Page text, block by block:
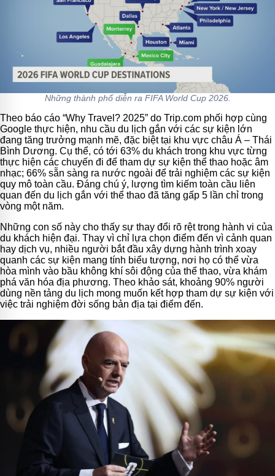
Những thành phố diễn ra FIFA World Cup 2026.
Theo báo cáo “Why Travel? 2025” do Trip.com phối hợp cùng
Google thực hiện, nhu cầu du lịch gắn với các sự kiện lớn
đang tăng trưởng mạnh mẽ, đặc biệt tại khu vực châu Á – Thái
Bình Dương. Cụ thể, có tới 63% du khách trong khu vực từng
thực hiện các chuyến đi để tham dự sự kiện thể thao hoặc âm
nhạc; 66% sẵn sàng ra nước ngoài để trải nghiệm các sự kiện
quy mô toàn cầu. Đáng chú ý, lượng tìm kiếm toàn cầu liên
quan đến du lịch gắn với thể thao đã tăng gấp 5 lần chỉ trong
vòng một năm.
Những con số này cho thấy sự thay đổi rõ rệt trong hành vi của
du khách hiện đại. Thay vì chỉ lựa chọn điểm đến vì cảnh quan
hay dịch vụ, nhiều người bắt đầu xây dựng hành trình xoay
quanh các sự kiện mang tính biểu tượng, nơi họ có thể vừa
hòa mình vào bầu không khí sôi động của thể thao, vừa khám
phá văn hóa địa phương. Theo khảo sát, khoảng 90% người
dùng nền tảng du lịch mong muốn kết hợp tham dự sự kiện với
việc trải nghiệm đời sống bản địa tại điểm đến.